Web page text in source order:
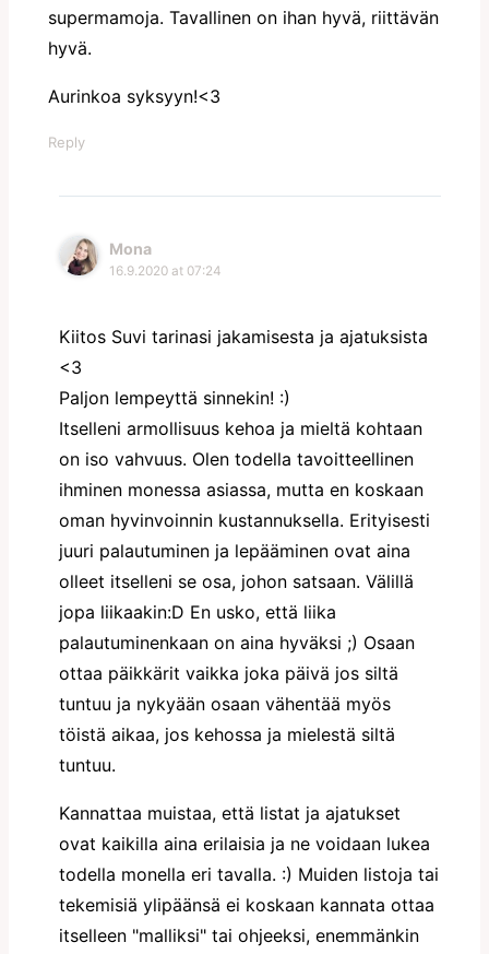
supermamoja. Tavallinen on ihan hyvä, riittävän
hyvä.
Aurinkoa syksyyn!<3
Reply
Mona
16.9.2020 at 07:24
Kiitos Suvi tarinasi jakamisesta ja ajatuksista
<3
Paljon lempeyttä sinnekin! :)
Itselleni armollisuus kehoa ja mieltä kohtaan
on iso vahvuus. Olen todella tavoitteellinen
ihminen monessa asiassa, mutta en koskaan
oman hyvinvoinnin kustannuksella. Erityisesti
juuri palautuminen ja lepääminen ovat aina
olleet itselleni se osa, johon satsaan. Välillä
jopa liikaakin:D En usko, että liika
palautuminenkaan on aina hyväksi ;) Osaan
ottaa päikkärit vaikka joka päivä jos siltä
tuntuu ja nykyään osaan vähentää myös
töistä aikaa, jos kehossa ja mielestä siltä
tuntuu.
Kannattaa muistaa, että listat ja ajatukset
ovat kaikilla aina erilaisia ja ne voidaan lukea
todella monella eri tavalla. :) Muiden listoja tai
tekemisiä ylipäänsä ei koskaan kannata ottaa
itselleen "malliksi" tai ohjeeksi, enemmänkin